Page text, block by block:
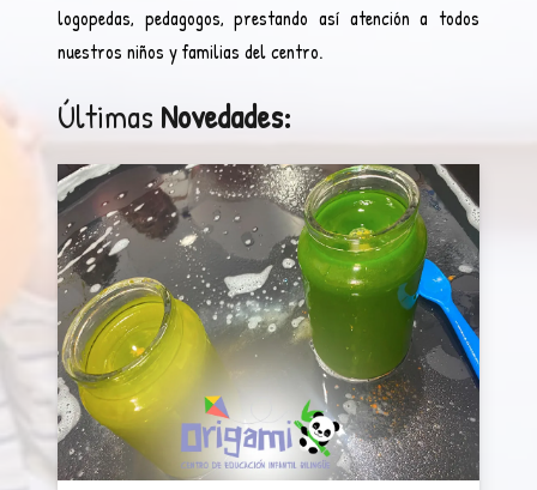
logopedas, pedagogos, prestando así atención a todos
nuestros niños y familias del centro.
Últimas Novedades: